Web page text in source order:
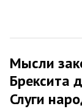
Мысли
Брексита
Слуги